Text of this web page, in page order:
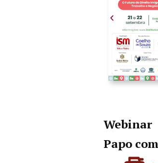
Webinar
Papo